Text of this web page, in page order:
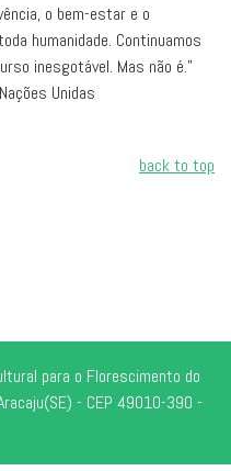
o bem-estar e o
humanidade. Continuamos
inesgotável. Mas não é.”
Unidas
back to top
para o Florescimento do
- CEP 49010-390 -